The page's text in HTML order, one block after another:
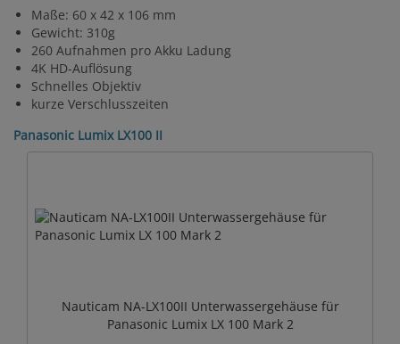
Maße: 60 x 42 x 106 mm
Gewicht: 310g
260 Aufnahmen pro Akku Ladung
4K HD-Auflösung
Schnelles Objektiv
kurze Verschlusszeiten
Panasonic Lumix LX100 II
Nauticam NA-LX100II Unterwassergehäuse für
Panasonic Lumix LX 100 Mark 2